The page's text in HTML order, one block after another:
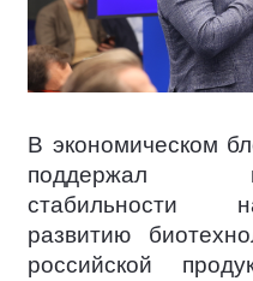
В экономическом
поддержал
стабильности
развитию
российской